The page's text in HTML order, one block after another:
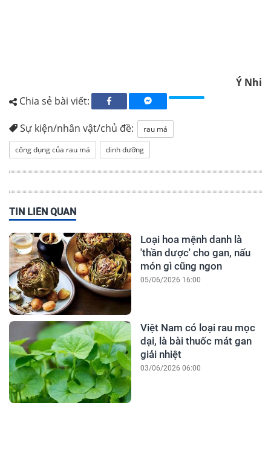
Ý Nhi
Chia sẻ bài viết:
Sự kiện/nhân vật/chủ đề:
rau má
công dụng của rau má
dinh dưỡng
TIN LIÊN QUAN
Loại hoa mệnh danh là
'thần dược' cho gan, nấu
món gì cũng ngon
05/06/2026 16:00
Việt Nam có loại rau mọc
dại, là bài thuốc mát gan
giải nhiệt
03/06/2026 06:00